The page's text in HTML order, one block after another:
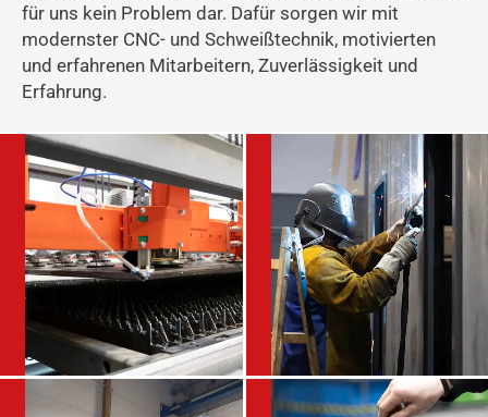
für uns kein Problem dar. Dafür sorgen wir mit
modernster CNC- und Schweißtechnik, motivierten
und erfahrenen Mitarbeitern, Zuverlässigkeit und
Erfahrung.